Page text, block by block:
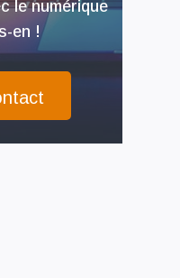
le numérique
en !